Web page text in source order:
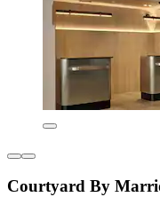
Courtyard By